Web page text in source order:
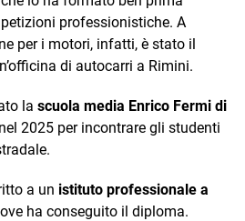
professionistiche. A
per i motori, infatti, è stato il
di autocarri a Rimini.
la scuola media Enrico Fermi di
2025 per incontrare gli studenti
a un istituto professionale a
ha conseguito il diploma.